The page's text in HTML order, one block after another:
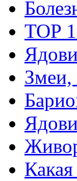
TOP
Змеи,